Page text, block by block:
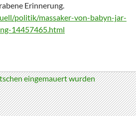
Erinnerung.
politik/massaker-von-babyn-jar-
14457465.html